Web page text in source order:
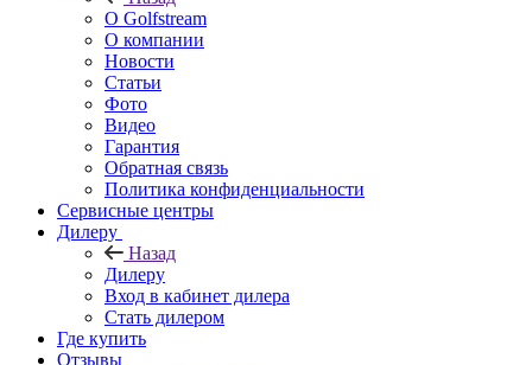
О Golfstream
О компании
Новости
Статьи
Фото
Видео
Гарантия
Обратная связь
Политика конфиденциальности
Сервисные центры
Дилеру
Назад
Дилеру
Вход в кабинет дилера
Стать дилером
Где купить
Отзывы